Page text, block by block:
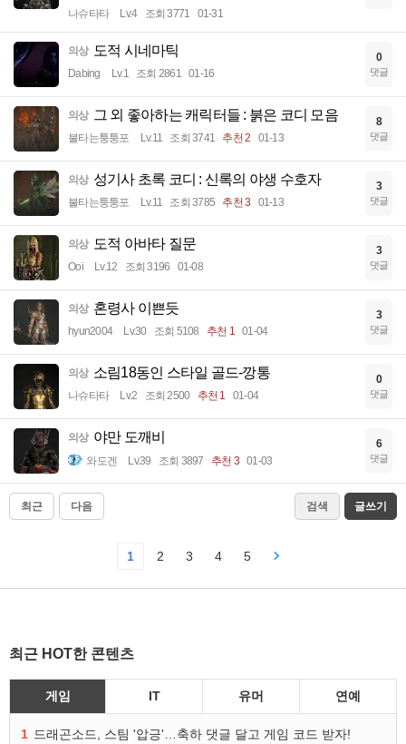
나슈타타 Lv.4 조회 3771 01-31
의상 도적 시네마틱
Dabing Lv.1 조회 2861 01-16
0
댓글
의상 그 외 좋아하는 캐릭터들 : 붉은 코디 모음
불타는퉁퉁포 Lv.11 조회 3741 추천 2 01-13
8
댓글
의상 성기사 초록 코디 : 신록의 야생 수호자
불타는퉁퉁포 Lv.11 조회 3785 추천 3 01-13
3
댓글
의상 도적 아바타 질문
Ooi Lv.12 조회 3196 01-08
3
댓글
의상 혼령사 이쁜듯
hyun2004 Lv.30 조회 5108 추천 1 01-04
3
댓글
의상 소림18동인 스타일 골드-깡통
나슈타타 Lv.2 조회 2500 추천 1 01-04
0
댓글
의상 야만 도깨비
와도겐 Lv.39 조회 3897 추천 3 01-03
6
댓글
최근 다음 검색 글쓰기
1 2 3 4 5
최근 HOT한 콘텐츠
게임 IT 유머 연예
1 드래곤소드, 스팀 '압긍'…축하 댓글 달고 게임 코드 받자!